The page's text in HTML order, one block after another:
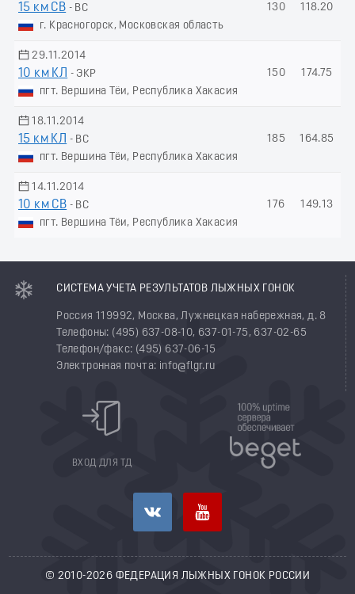
15 км СВ - ВС
г. Красногорск, Московская область
130 118.20
29.11.2014
10 км КЛ
- ЭКР
пгт. Вершина Тёи, Республика Хакасия
150 174.75
18.11.2014
15 км КЛ
- ВС
пгт. Вершина Тёи, Республика Хакасия
185 164.85
14.11.2014
10 км СВ - ВС
пгт. Вершина Тёи, Республика Хакасия
176 149.13
СИСТЕМА УЧЕТА РЕЗУЛЬТАТОВ ЛЫЖНЫХ ГОНОК
Россия 119992, Москва, Лужнецкая набережная, д. 8
Телефоны: (495) 637-08-10, 637-01-75, 637-02-65
Телефон/факс: (495) 637-06-15
Электронная почта: info@flgr.ru
ВХОД ДЛЯ ТД
© 2010-2026 ФЕДЕРАЦИЯ ЛЫЖНЫХ ГОНОК РОССИИ